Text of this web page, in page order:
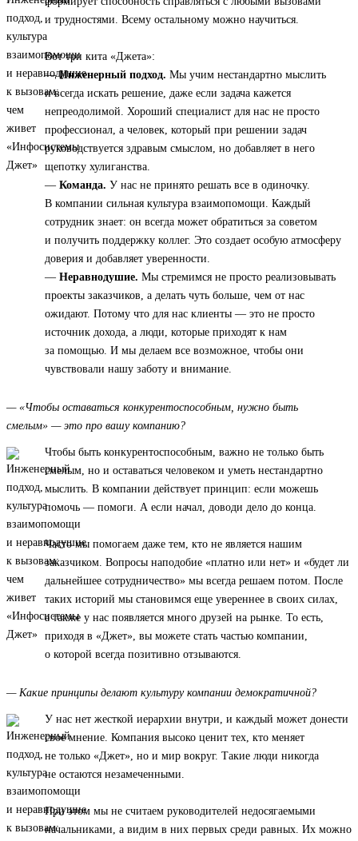
и трудностями. Всему остальному можно научиться.
Вот три кита «Джета»:
—Инженерный подход. Мы учим нестандартно мыслить
и всегда искать решение, даже если задача кажется
непреодолимой. Хороший специалист для нас не просто
профессионал, а человек, который при решении задач
руководствуется здравым смыслом, но добавляет в него
щепотку хулиганства.
— Команда. У нас не принято решать все в одиночку.
В компании сильная культура взаимопомощи. Каждый
сотрудник знает: он всегда может обратиться за советом
и получить поддержку коллег. Это создает особую атмосферу
доверия и добавляет уверенности.
— Неравнодушие. Мы стремимся не просто реализовывать
проекты заказчиков, а делать чуть больше, чем от нас
ожидают. Потому что для нас клиенты — это не просто
источник дохода, а люди, которые приходят к нам
за помощью. И мы делаем все возможное, чтобы они
чувствовали нашу заботу и внимание.
— «Чтобы оставаться конкурентоспособным, нужно быть
смелым» — это про вашу компанию?
Чтобы быть конкурентоспособным, важно не только быть
смелым, но и оставаться человеком и уметь нестандартно
мыслить. В компании действует принцип: если можешь
помочь — помоги. А если начал, доводи дело до конца.
Часто мы помогаем даже тем, кто не является нашим
заказчиком. Вопросы наподобие «платно или нет» и «будет ли
дальнейшее сотрудничество» мы всегда решаем потом. После
таких историй мы становимся еще увереннее в своих силах,
а также у нас появляется много друзей на рынке. То есть,
приходя в «Джет», вы можете стать частью компании,
о которой всегда позитивно отзываются.
— Какие принципы делают культуру компании демократичной?
У нас нет жесткой иерархии внутри, и каждый может донести
свое мнение. Компания высоко ценит тех, кто меняет
не только «Джет», но и мир вокруг. Такие люди никогда
не остаются незамеченными.
При этом мы не считаем руководителей недосягаемыми
начальниками, а видим в них первых среди равных. Их можно